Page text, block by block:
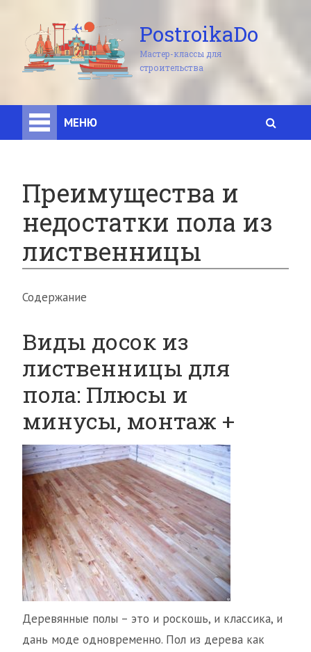
PostroikaDo
Мастер-классы для
строительства
МЕНЮ
Преимущества и
недостатки пола из
лиственницы
Содержание
Виды досок из
лиственницы для
пола: Плюсы и
минусы, монтаж +
Деревянные полы – это и роскошь, и классика, и
дань моде одновременно. Пол из дерева как